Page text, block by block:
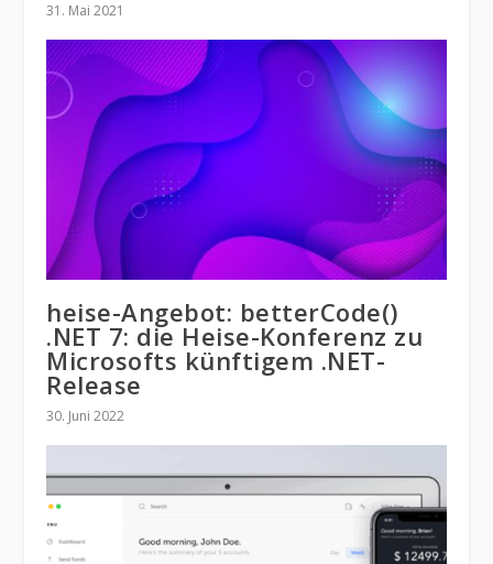
31. Mai 2021
heise-Angebot: betterCode()
.NET 7: die Heise-Konferenz zu
Microsofts künftigem .NET-
Release
30. Juni 2022